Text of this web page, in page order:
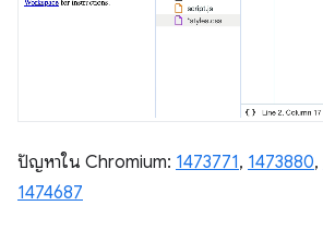
ปัญหาใน Chromium: 1473771, 1473880,
1474687